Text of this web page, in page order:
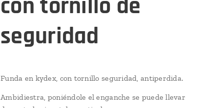
con tornillo de
seguridad
Funda en kydex, con tornillo seguridad, antiperdida.
Ambidiestra, poniéndole el enganche se puede llevar